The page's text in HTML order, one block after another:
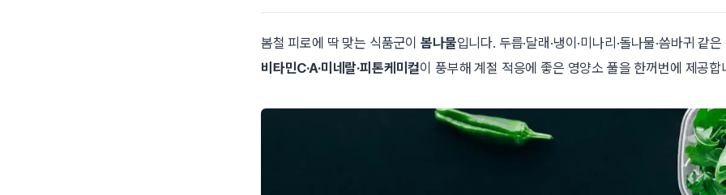
봄철 피로에 딱 맞는 식품군이봄나물입니다. 두릅·달래·냉이·미나리·돌나물·씀바귀 같
비타민C·A·미네랄·피톤케미컬이 풍부해 계절 적응에 좋은 영양소 풀을 한꺼번에 제공합